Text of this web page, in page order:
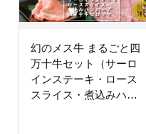
幻のメス牛 まるごと四
万十牛セット（サーロ
インステーキ・ロース
スライス・煮込みハン